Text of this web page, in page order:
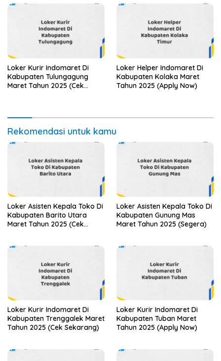
Loker Kurir Indomaret Di
Kabupaten Tulungagung
Maret Tahun 2025 (Cek
Loker Helper Indomaret Di
Kabupaten Kolaka Maret
Tahun 2025 (Apply Now)
Rekomendasi untuk kamu
Loker Asisten Kepala Toko Di
Kabupaten Barito Utara
Maret Tahun 2025 (Cek
Loker Asisten Kepala Toko Di
Kabupaten Gunung Mas
Maret Tahun 2025 (Segera)
Loker Kurir Indomaret Di
Kabupaten Trenggalek Maret
Tahun 2025 (Cek Sekarang)
Loker Kurir Indomaret Di
Kabupaten Tuban Maret
Tahun 2025 (Apply Now)